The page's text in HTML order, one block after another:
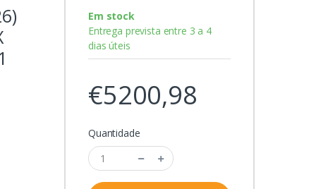
Em stock
Entrega prevista entre 3 a 4
dias úteis
€5200,98
Quantidade